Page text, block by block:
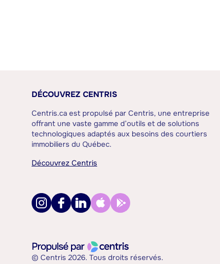
DÉCOUVREZ CENTRIS
Centris.ca est propulsé par Centris, une entreprise
offrant une vaste gamme d’outils et de solutions
technologiques adaptés aux besoins des courtiers
immobiliers du Québec.
Découvrez Centris
© Centris 2026. Tous droits réservés.